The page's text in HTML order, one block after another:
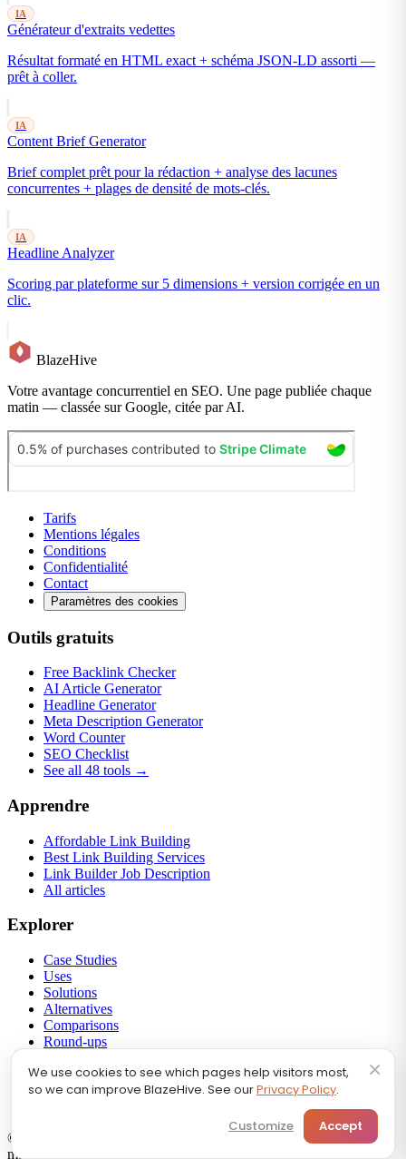
IA
Générateur d'extraits vedettes
Résultat formaté en HTML exact + schéma JSON-LD assorti —
prêt à coller.
IA
Content Brief Generator
Brief complet prêt pour la rédaction + analyse des lacunes
concurrentes + plages de densité de mots-clés.
IA
Headline Analyzer
Scoring par plateforme sur 5 dimensions + version corrigée en un
clic.
BlazeHive
Votre avantage concurrentiel en SEO. Une page publiée chaque
matin — classée sur Google, citée par AI.
Tarifs
Mentions légales
Conditions
Confidentialité
Contact
Paramètres des cookies
Outils gratuits
Free Backlink Checker
AI Article Generator
Headline Generator
Meta Description Generator
Word Counter
SEO Checklist
See all 48 tools →
Apprendre
Affordable Link Building
Best Link Building Services
Link Builder Job Description
All articles
Explorer
Case Studies
Uses
Solutions
Alternatives
Comparisons
Round-ups
Backlink Profiles
Calculators
© 2026 BlazeHive. Tous droits réservés.
Nous gérons votre
marketing
×
We use cookies to see which pages help visitors most,
so we can improve BlazeHive. See ourPrivacy Policy.
Customize Accept